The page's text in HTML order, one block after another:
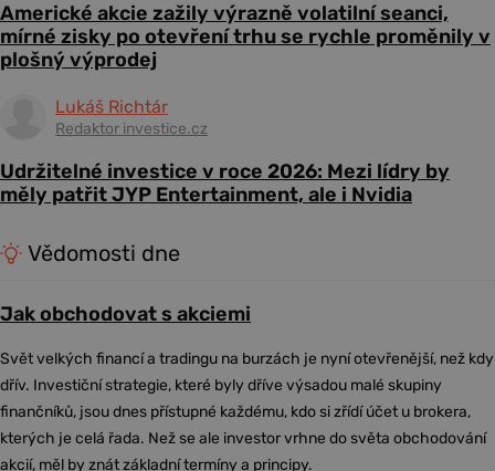
Americké akcie zažily výrazně volatilní seanci,
mírné zisky po otevření trhu se rychle proměnily v
plošný výprodej
Lukáš Richtár
Redaktor investice.cz
Udržitelné investice v roce 2026: Mezi lídry by
měly patřit JYP Entertainment, ale i Nvidia
Vědomosti dne
Jak obchodovat s akciemi
Svět velkých financí a tradingu na burzách je nyní otevřenější, než kdy
dřív. Investiční strategie, které byly dříve výsadou malé skupiny
finančníků, jsou dnes přístupné každému, kdo si zřídí účet u brokera,
kterých je celá řada. Než se ale investor vrhne do světa obchodování
akcií, měl by znát základní termíny a principy.